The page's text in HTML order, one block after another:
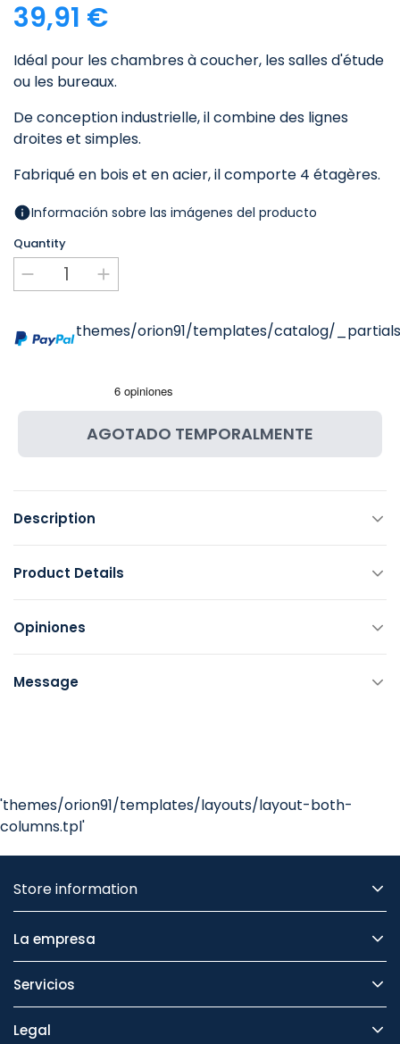
39,91 €
Idéal pour les chambres à coucher, les salles d'étude
ou les bureaux.
De conception industrielle, il combine des lignes
droites et simples.
Fabriqué en bois et en acier, il comporte 4 étagères.
Información sobre las imágenes del producto
Quantity
themes/orion91/templates/catalog/
AGOTADO TEMPORALMENTE
Description
Product Details
Opiniones
Message
'themes/orion91/templates/layouts/layout-both-
columns.tpl'
Store information
La empresa
Servicios
Legal